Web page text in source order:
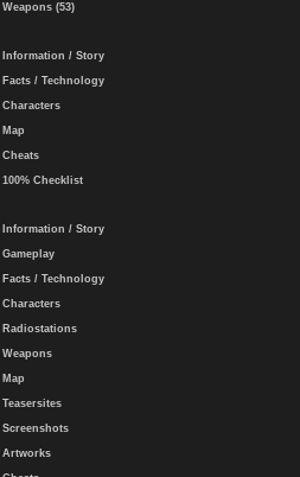
Weapons (53)
Information / Story
Facts / Technology
Characters
Map
Cheats
100% Checklist
Information / Story
Gameplay
Facts / Technology
Characters
Radiostations
Weapons
Map
Teasersites
Screenshots
Artworks